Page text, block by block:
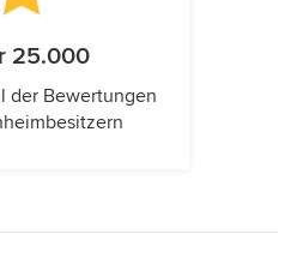
25.000
der Bewertungen